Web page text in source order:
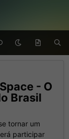
- O
Brasil
tornar um
participar